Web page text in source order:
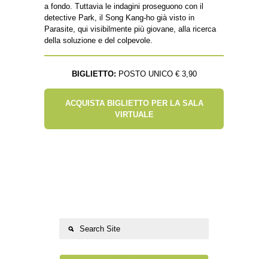
a fondo. Tuttavia le indagini proseguono con il
detective Park, il Song Kang-ho già visto in
Parasite, qui visibilmente più giovane, alla ricerca
della soluzione e del colpevole.
BIGLIETTO: POSTO UNICO € 3,90
ACQUISTA BIGLIETTO PER LA SALA
VIRTUALE